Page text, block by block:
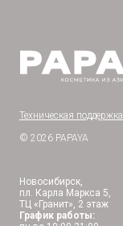
Техническая поддержка
© 2026 PAPAYA
Новосибирск,
пл. Карла Маркса 5,
ТЦ «Гранит», 2 этаж
График работы: